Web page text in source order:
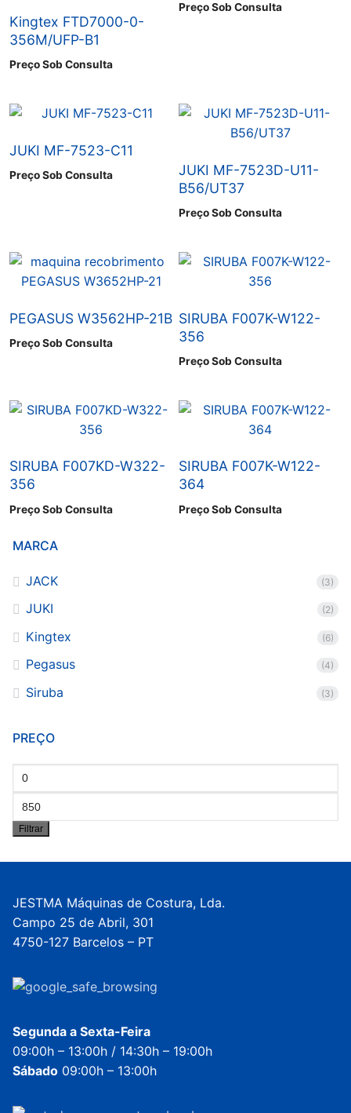
Kingtex FTD7000-0-
356M/UFP-B1
Preço Sob Consulta
Preço Sob Consulta
JUKI MF-7523-C11
Preço Sob Consulta
JUKI MF-7523D-U11-
B56/UT37
Preço Sob Consulta
PEGASUS W3562HP-21B
Preço Sob Consulta
SIRUBA F007K-W122-
356
Preço Sob Consulta
SIRUBA F007KD-W322-
356
Preço Sob Consulta
SIRUBA F007K-W122-
364
Preço Sob Consulta
MARCA
JACK (3)
JUKI (2)
Kingtex (6)
Pegasus (4)
Siruba (3)
PREÇO
Preço
mínimo
Preço
máximo
Filtrar
JESTMA Máquinas de Costura, Lda.
Campo 25 de Abril, 301
4750-127 Barcelos – PT
Segunda a Sexta-Feira
09:00h – 13:00h / 14:30h – 19:00h
Sábado 09:00h – 13:00h